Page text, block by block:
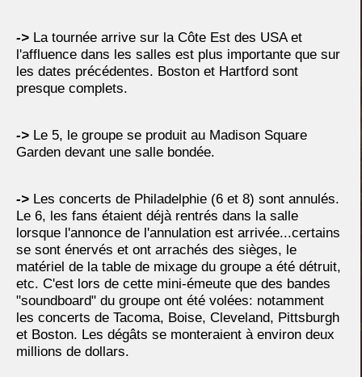
-> La tournée arrive sur la Côte Est des USA et
l'affluence dans les salles est plus importante que sur
les dates précédentes. Boston et Hartford sont
presque complets.
-> Le 5, le groupe se produit au Madison Square
Garden devant une salle bondée.
-> Les concerts de Philadelphie (6 et 8) sont annulés.
Le 6, les fans étaient déjà rentrés dans la salle
lorsque l'annonce de l'annulation est arrivée...certains
se sont énervés et ont arrachés des sièges, le
matériel de la table de mixage du groupe a été détruit,
etc. C'est lors de cette mini-émeute que des bandes
"soundboard" du groupe ont été volées: notamment
les concerts de Tacoma, Boise, Cleveland, Pittsburgh
et Boston. Les dégâts se monteraient à environ deux
millions de dollars.